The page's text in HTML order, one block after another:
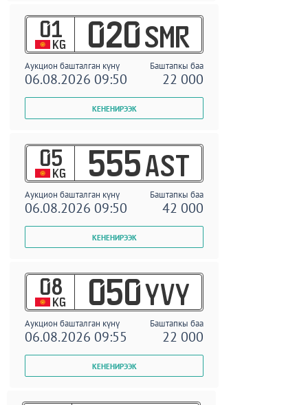
01
KG 020 SMR
Аукцион башталган күнү Баштапкы баа
06.08.2026 09:50 22 000
05
KG 555 AST
Аукцион башталган күнү Баштапкы баа
06.08.2026 09:50 42 000
08
KG 050 YVY
Аукцион башталган күнү Баштапкы баа
06.08.2026 09:55 22 000